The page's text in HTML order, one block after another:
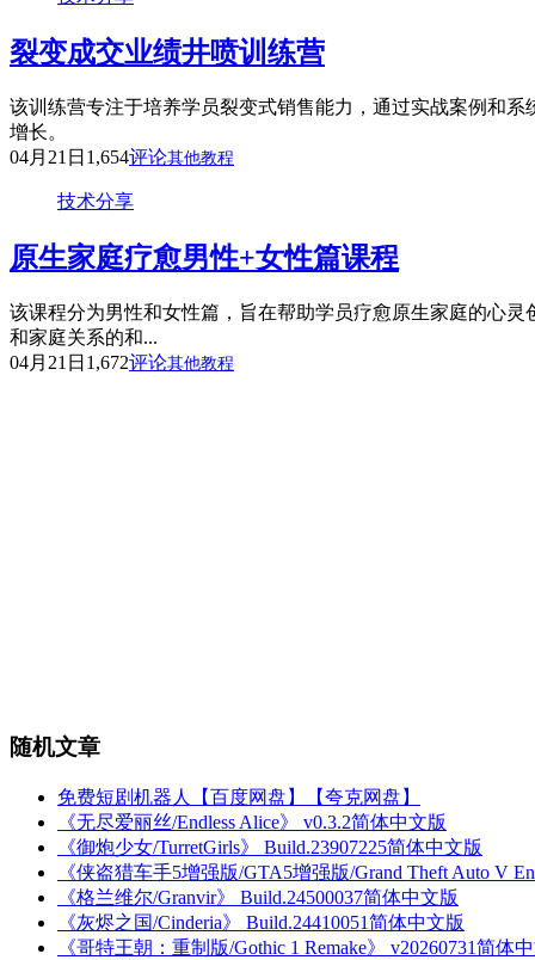
裂变成交业绩井喷训练营
该训练营专注于培养学员裂变式销售能力，通过实战案例和
增长。
04月21日 1,654评论其他教程
技术分享
原生家庭疗愈男性+女性篇课程
该课程分为男性和女性篇，旨在帮助学员疗愈原生家庭的心
和家庭关系的和...
04月21日 1,672评论其他教程
随机文章
免费短剧机器人【百度网盘】【夸克网盘】
《无尽爱丽丝/Endless Alice》 v0.3.2简体中文版
《御炮少女/TurretGirls》 Build.23907225简体中文版
《侠盗猎车手5增强版/GTA5增强版/Grand Theft Auto V
《格兰维尔/Granvir》 Build.24500037简体中文版
《灰烬之国/Cinderia》 Build.24410051简体中文版
《哥特王朝：重制版/Gothic 1 Remake》 v20260731简体